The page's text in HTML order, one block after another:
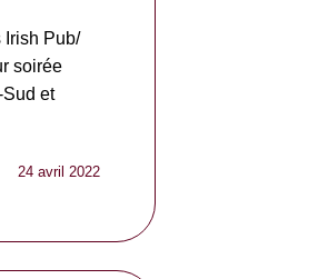
Irish Pub/
soirée
et
24 avril 2022